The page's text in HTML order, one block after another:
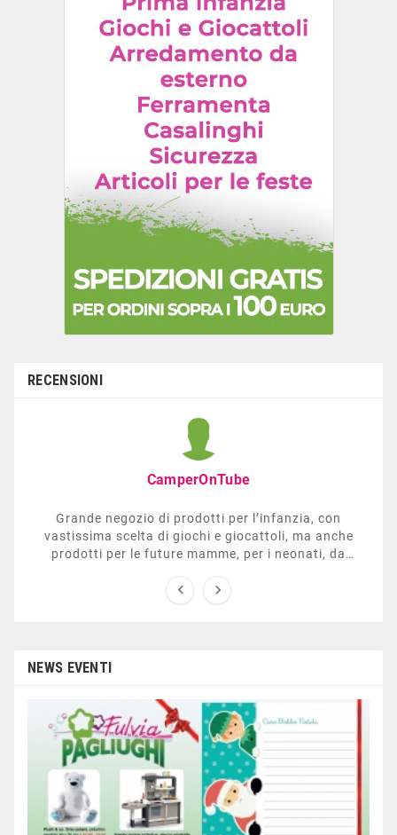
RECENSIONI
CamperOnTube
Grande negozio di prodotti per l’infanzia, con
vastissima scelta di giochi e giocattoli, ma anche
prodotti per le future mamme, per i neonati, da
sezione dedicata all’arredo giardino, giochi all’aperto,
 
NEWS EVENTI